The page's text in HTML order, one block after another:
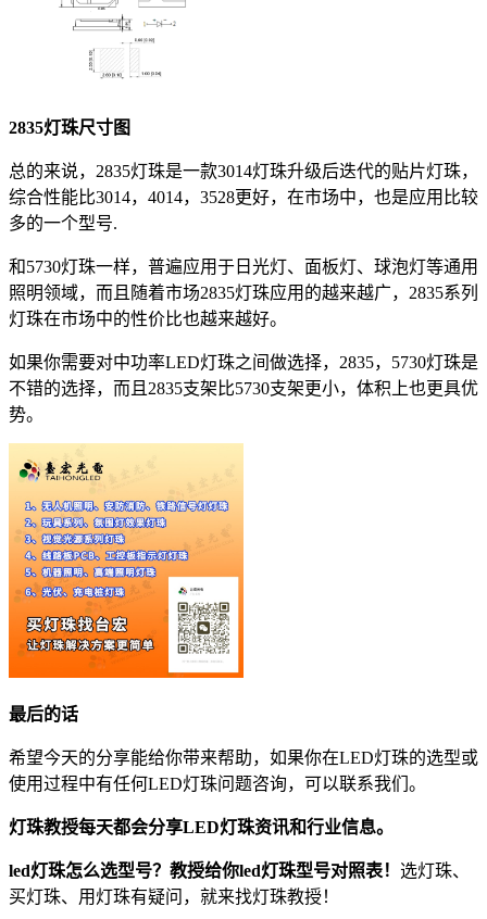
2835灯珠尺寸图
总的来说，2835灯珠是一款3014灯珠升级后迭代的贴片灯珠，
综合性能比3014，4014，3528更好，在市场中，也是应用比较
多的一个型号.
和5730灯珠一样，普遍应用于日光灯、面板灯、球泡灯等通用
照明领域，而且随着市场2835灯珠应用的越来越广，2835系列
灯珠在市场中的性价比也越来越好。
如果你需要对中功率LED灯珠之间做选择，2835，5730灯珠是
不错的选择，而且2835支架比5730支架更小，体积上也更具优
势。
最后的话
希望今天的分享能给你带来帮助，如果你在LED灯珠的选型或
使用过程中有任何LED灯珠问题咨询，可以联系我们。
灯珠教授每天都会分享LED灯珠资讯和行业信息。
led灯珠怎么选型号？教授给你led灯珠型号对照表！ 选灯珠、
买灯珠、用灯珠有疑问，就来找灯珠教授！